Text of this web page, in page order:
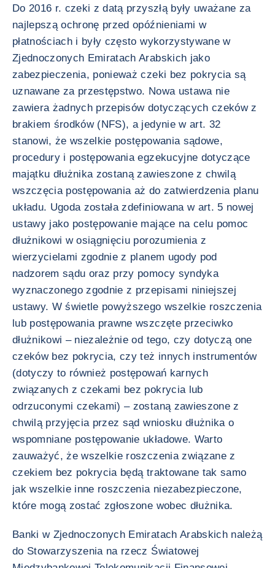
Do 2016 r. czeki z datą przyszłą były uważane za
najlepszą ochronę przed opóźnieniami w
płatnościach i były często wykorzystywane w
Zjednoczonych Emiratach Arabskich jako
zabezpieczenia, ponieważ czeki bez pokrycia są
uznawane za przestępstwo. Nowa ustawa nie
zawiera żadnych przepisów dotyczących czeków z
brakiem środków (NFS), a jedynie w art. 32
stanowi, że wszelkie postępowania sądowe,
procedury i postępowania egzekucyjne dotyczące
majątku dłużnika zostaną zawieszone z chwilą
wszczęcia postępowania aż do zatwierdzenia planu
układu. Ugoda została zdefiniowana w art. 5 nowej
ustawy jako postępowanie mające na celu pomoc
dłużnikowi w osiągnięciu porozumienia z
wierzycielami zgodnie z planem ugody pod
nadzorem sądu oraz przy pomocy syndyka
wyznaczonego zgodnie z przepisami niniejszej
ustawy. W świetle powyższego wszelkie roszczenia
lub postępowania prawne wszczęte przeciwko
dłużnikowi – niezależnie od tego, czy dotyczą one
czeków bez pokrycia, czy też innych instrumentów
(dotyczy to również postępowań karnych
związanych z czekami bez pokrycia lub
odrzuconymi czekami) – zostaną zawieszone z
chwilą przyjęcia przez sąd wniosku dłużnika o
wspomniane postępowanie układowe. Warto
zauważyć, że wszelkie roszczenia związane z
czekiem bez pokrycia będą traktowane tak samo
jak wszelkie inne roszczenia niezabezpieczone,
które mogą zostać zgłoszone wobec dłużnika.
Banki w Zjednoczonych Emiratach Arabskich należą
do Stowarzyszenia na rzecz Światowej